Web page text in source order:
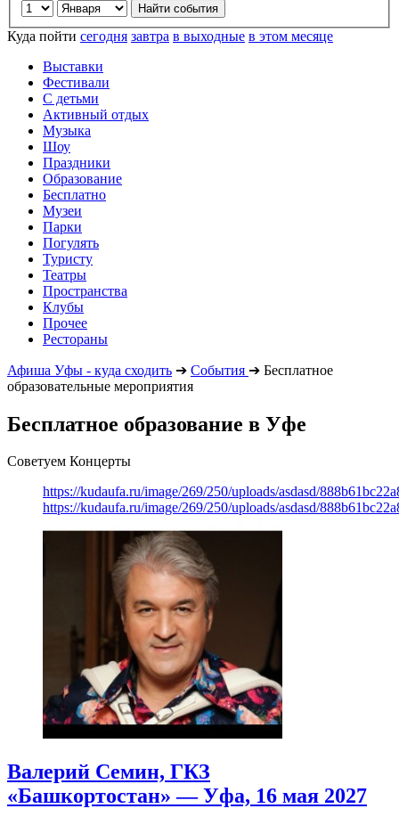
Куда пойти сегодня завтра в выходные в этом месяце
Выставки
Фестивали
С детьми
Активный отдых
Музыка
Шоу
Праздники
Образование
Бесплатно
Музеи
Парки
Погулять
Туристу
Театры
Пространства
Клубы
Прочее
Рестораны
Афиша Уфы - куда сходить ➔ События ➔ Бесплатное
образовательные мероприятия
Бесплатное образование в Уфе
Советуем Концерты
https://kudaufa.ru/image/269/250/uploads/asdasd/
https://kudaufa.ru/image/269/250/uploads/asdasd/
Валерий Семин, ГКЗ
«Башкортостан» — Уфа, 16 мая 2027